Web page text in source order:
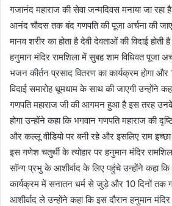
गजानंद महाराज की सेवा जन्मदिवस मनाया जा रहा
आनंद चौदस तक बंद गणपति की पूजा अर्चना की
मानव शरीर का होता है देवी देवताओं की विदाई
हनुमान मंदिर रामशिला में सुबह शाम विधिवत पूजा
भजन कीर्तन प्रसाद वितरण का कार्यक्रम होगा
विदाई समारोह धूमधाम के साथ की जाएगी उन्होंने
गणपति महाराज जी की आगमन हुआ है इस तरह उनके
होगा उन्होंने कहा कि भगवान गणपति महाराज की
और कल्लू वीडियो पर बनी रहे और इसलिए राम
इस गणेश चतुर्थी के त्योहार पर हनुमान मंदिर
सॉन्ग प्रभु के आशीर्वाद के लिए पहुंचे उन्होंने कहा कि
कार्यक्रम में सनातन धर्म से जुड़े और 10 दिनों तक
आशीर्वाद ले उन्होंने कहा कि इस दौरान हनुमान